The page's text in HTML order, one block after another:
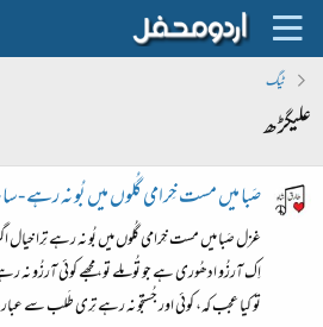
ٹیگ
علیگڑھ
صَبا میں مست خِرامی گُلوں میں بُو نہ رہے -
غزل صَبا میں مست خِرامی گُلوں میں بُو نہ رہے تِرا
اِک آرزُو ادھُوری ہے جو تُو مِلے تو، مجھے کوئی آرزُو نہ
تو کیا عجب کہ، کوئی اور جُستجُو نہ رہے تِری طَلب